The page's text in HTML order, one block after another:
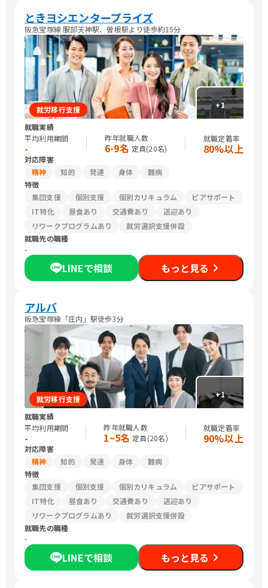
ときヨシエンタープライズ
阪急宝塚線 服部天神駅、曽根駅より徒歩約15分
+1
就労移行支援
就職実績
平均利用期間
-
昨年就職人数
6-9名 定員(20名)
就職定着率
80%以上
対応障害
精神
知的 発達 身体
難病
特徴
集団支援
個別支援 個別カリキュラム
ピアサポート
IT特化
昼食あり 交通費あり
送迎あり
リワークプログラムあり
就労選択支援併設
就職先の職種
-
LINEで相談 もっと見る
アルバ
阪急宝塚線「庄内」駅徒歩3分
+1
就労移行支援
就職実績
平均利用期間
-
昨年就職人数
1~5名 定員(20名)
就職定着率
90%以上
対応障害
精神
知的 発達 身体
難病
特徴
集団支援
個別支援 個別カリキュラム
ピアサポート
IT特化
昼食あり 交通費あり
送迎あり
リワークプログラムあり
就労選択支援併設
就職先の職種
-
LINEで相談 もっと見る